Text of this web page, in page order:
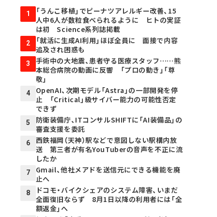
1
「うんこ移植」でピーナツアレルギー改善、15
人中6人が数粒食べられるように ヒトの実証
は初 Science系列誌掲載
2
「就活に生成AI利用」ほぼ全員に 面接で内容
追及され困惑も
3
手術中の大地震、患者守る医療スタッフ……熊
本総合病院の動画に反響 「プロの動き」「尊
敬」
4
OpenAI、次期モデル「Astra」の一部開発を停
止 「Critical」級サイバー能力の可能性否定
できず
5
防衛装備庁、ITコンサルSHIFTに「AI装備品」の
審査支援を委託
6
西鉄福岡（天神）駅などで意図しない駅構内放
送 第三者が有名YouTuberの音声を不正に流
したか
7
Gmail、他社メアドを送信元にできる機能を廃
止へ
8
ドコモ・バイクシェアのシステム障害、いまだ
全面復旧ならず 8月1日以降の利用者には「全
額返金」へ